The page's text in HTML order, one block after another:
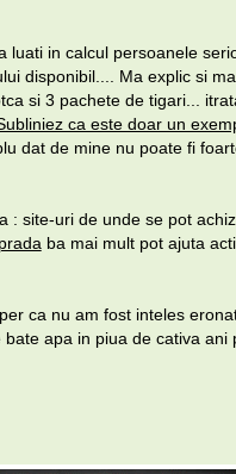
luati in calcul persoanele
disponibil.... Ma explic si
si 3 pachete de tigari...
ca este doar un
dat de mine nu poate fi
: site-uri de unde se pot
ba mai mult pot ajuta
ca nu am fost inteles
apa in piua de cativa ani